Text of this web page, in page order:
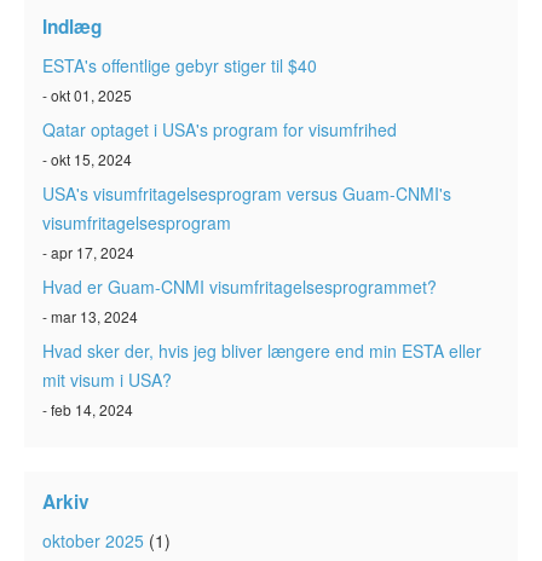
Indlæg
ESTA's offentlige gebyr stiger til $40
- okt 01, 2025
Qatar optaget i USA's program for visumfrihed
- okt 15, 2024
USA's visumfritagelsesprogram versus Guam-CNMI's
visumfritagelsesprogram
- apr 17, 2024
Hvad er Guam-CNMI visumfritagelsesprogrammet?
- mar 13, 2024
Hvad sker der, hvis jeg bliver længere end min ESTA eller
mit visum i USA?
- feb 14, 2024
Arkiv
oktober 2025 (1)